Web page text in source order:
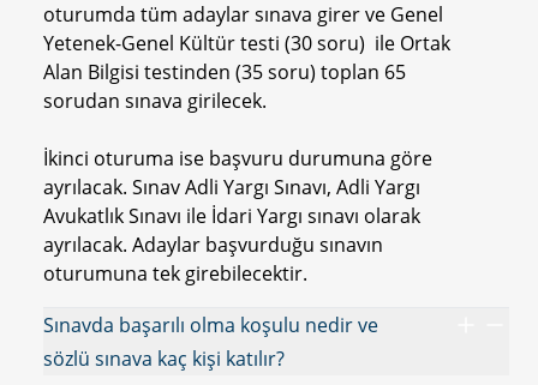
oturumda tüm adaylar sınava girer ve Genel
Yetenek-Genel Kültür testi (30 soru) ile Ortak
Alan Bilgisi testinden (35 soru) toplan 65
sorudan sınava girilecek.
İkinci oturuma ise başvuru durumuna göre
ayrılacak. Sınav Adli Yargı Sınavı, Adli Yargı
Avukatlık Sınavı ile İdari Yargı sınavı olarak
ayrılacak. Adaylar başvurduğu sınavın
oturumuna tek girebilecektir.
Sınavda başarılı olma koşulu nedir ve
sözlü sınava kaç kişi katılır?